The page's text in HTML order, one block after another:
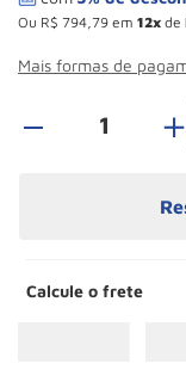
Ou R$ 794 79 em 12 de
Mais formas de
＋
Calcule o frete
10º Rodizio